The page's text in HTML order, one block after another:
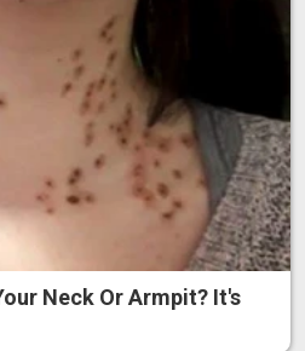
Neck Or Armpit? It's